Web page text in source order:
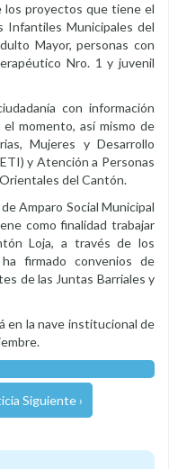
los proyectos que tiene el
Municipales del
Mayor, personas con
Nro. 1 y juvenil
con información
momento, así mismo de
Mujeres y Desarrollo
y Atención a Personas
del Cantón.
Amparo Social Municipal
como finalidad trabajar
Loja, a través de los
firmado convenios de
de las Juntas Barriales y
en la nave institucional de
Siguiente ›